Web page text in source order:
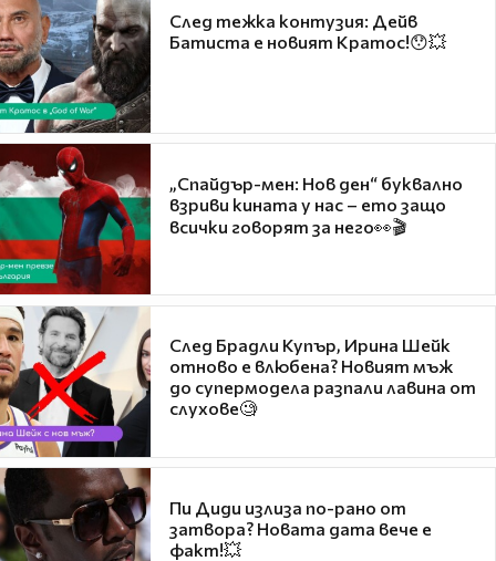
След тежка контузия: Дейв
Батиста е новият Кратос!😯💥
„Спайдър-мен: Нов ден“ буквално
взриви кината у нас – ето защо
всички говорят за него👀🎬
След Брадли Купър, Ирина Шейк
отново е влюбена? Новият мъж
до супермодела разпали лавина от
слухове🧐
Пи Диди излиза по-рано от
затвора? Новата дата вече е
факт!💥